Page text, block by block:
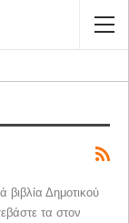
Δημοτικού
τα στον